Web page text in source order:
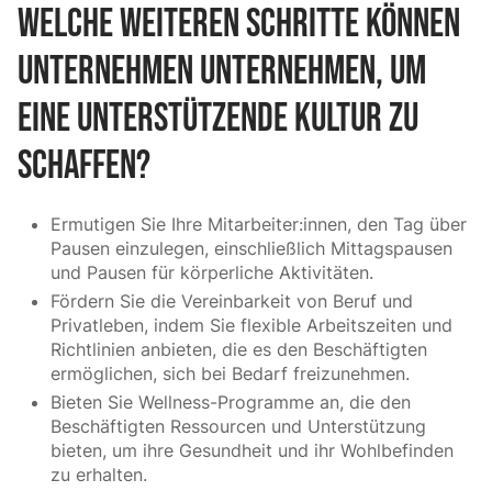
Welche weiteren Schritte können
Unternehmen unternehmen, um
eine unterstützende Kultur zu
schaffen?
Ermutigen Sie Ihre Mitarbeiter:innen, den Tag über
Pausen einzulegen, einschließlich Mittagspausen
und Pausen für körperliche Aktivitäten.
Fördern Sie die Vereinbarkeit von Beruf und
Privatleben, indem Sie flexible Arbeitszeiten und
Richtlinien anbieten, die es den Beschäftigten
ermöglichen, sich bei Bedarf freizunehmen.
Bieten Sie Wellness-Programme an, die den
Beschäftigten Ressourcen und Unterstützung
bieten, um ihre Gesundheit und ihr Wohlbefinden
zu erhalten.